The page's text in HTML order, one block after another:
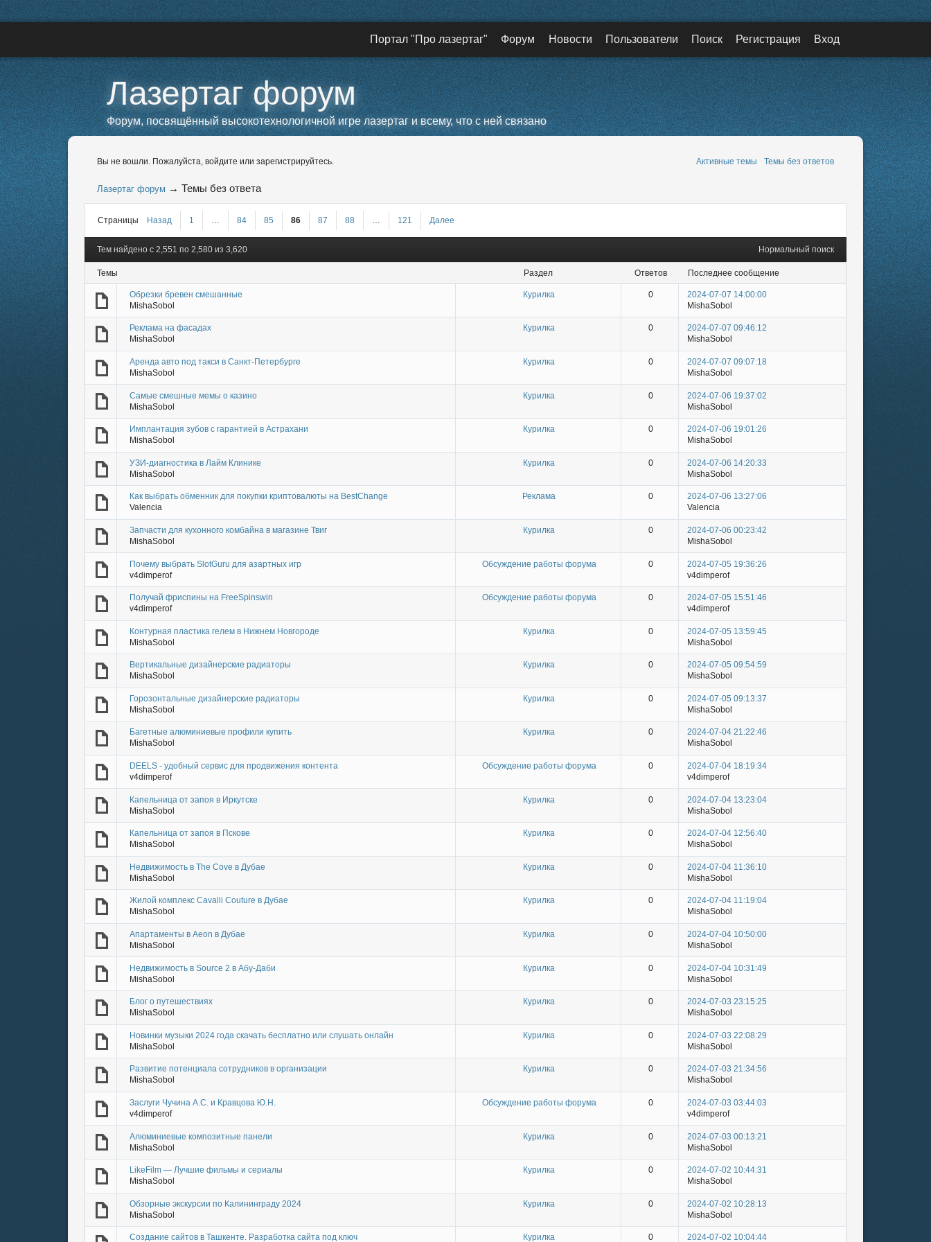
Портал "Про лазертаг" Форум Новости Пользователи Поиск Регистрация Вход
Лазертаг форум
Форум, посвящённый высокотехнологичной игре лазертаг и всему, что с ней связано
Вы не вошли. Пожалуйста, войдите или зарегистрируйтесь. Активные темы Темы без ответов
Лазертаг форум →Темы без ответа
Страницы Назад 1 84 85 86 87 88 121 Далее
Нормальный поиск
Тем найдено с 2,551 по 2,580 из 3,620
Темы Раздел ответов последнее сообщение
Обрезки бревен смешанные
MishaSobol
Курилка 0
2024-07-07 14:00:00
MishaSobol
Реклама на фасадах
MishaSobol
Курилка 0
2024-07-07 09:46:12
MishaSobol
Аренда авто под такси в Санкт-Петербурге
MishaSobol
Курилка 0
2024-07-07 09:07:18
MishaSobol
Самые смешные мемы о казино
MishaSobol
Курилка 0
2024-07-06 19:37:02
MishaSobol
Имплантация зубов с гарантией в Астрахани
MishaSobol
Курилка 0
2024-07-06 19:01:26
MishaSobol
УЗИ-диагностика в Лайм Клинике
MishaSobol
Курилка 0
2024-07-06 14:20:33
MishaSobol
Как выбрать обменник для покупки криптовалюты на BestChange
Valencia
Реклама 0
2024-07-06 13:27:06
Valencia
Запчасти для кухонного комбайна в магазине Твиг
MishaSobol
Курилка 0
2024-07-06 00:23:42
MishaSobol
Почему выбрать SlotGuru для азартных игр
v4dimperof
Обсуждение работы форума 0
2024-07-05 19:36:26
v4dimperof
Получай фриспины на FreeSpinswin
v4dimperof
Обсуждение работы форума 0
2024-07-05 15:51:46
v4dimperof
Контурная пластика гелем в Нижнем Новгороде
MishaSobol
Курилка 0
2024-07-05 13:59:45
MishaSobol
Вертикальные дизайнерские радиаторы
MishaSobol
Курилка 0
2024-07-05 09:54:59
MishaSobol
Горозонтальные дизайнерские радиаторы
MishaSobol
Курилка 0
2024-07-05 09:13:37
MishaSobol
Багетные алюминиевые профили купить
MishaSobol
Курилка 0
2024-07-04 21:22:46
MishaSobol
DEELS - удобный сервис для продвижения контента
v4dimperof
Обсуждение работы форума 0
2024-07-04 18:19:34
v4dimperof
Капельница от запоя в Иркутске
MishaSobol
Курилка 0
2024-07-04 13:23:04
MishaSobol
Капельница от запоя в Пскове
MishaSobol
Курилка 0
2024-07-04 12:56:40
MishaSobol
Недвижимость в The Cove в Дубае
MishaSobol
Курилка 0
2024-07-04 11:36:10
MishaSobol
Жилой комплекс Cavalli Couture в Дубае
MishaSobol
Курилка 0
2024-07-04 11:19:04
MishaSobol
Апартаменты в Aeon в Дубае
MishaSobol
Курилка 0
2024-07-04 10:50:00
MishaSobol
Недвижимость в Source 2 в Абу-Даби
MishaSobol
Курилка 0
2024-07-04 10:31:49
MishaSobol
Блог о путешествиях
MishaSobol
Курилка 0
2024-07-03 23:15:25
MishaSobol
Новинки музыки 2024 года скачать бесплатно или слушать онлайн
MishaSobol
Курилка 0
2024-07-03 22:08:29
MishaSobol
Развитие потенциала сотрудников в организации
MishaSobol
Курилка 0
2024-07-03 21:34:56
MishaSobol
Заслуги Чучина А.С. и Кравцова Ю.Н.
v4dimperof
Обсуждение работы форума 0
2024-07-03 03:44:03
v4dimperof
Алюминиевые композитные панели
MishaSobol
Курилка 0
2024-07-03 00:13:21
MishaSobol
LikeFilm — Лучшие фильмы и сериалы
MishaSobol
Курилка 0
2024-07-02 10:44:31
MishaSobol
Обзорные экскурсии по Калининграду 2024
MishaSobol
Курилка 0
2024-07-02 10:28:13
MishaSobol
Создание сайтов в Ташкенте. Разработка сайта под ключ Курилка 0 2024-07-02 10:04:44